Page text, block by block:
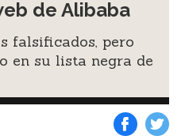
de Alibaba
falsificados, pero
en su lista negra de